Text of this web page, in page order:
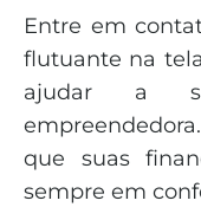
Entre em
flutuante na
ajudar a
que suas
sempre em